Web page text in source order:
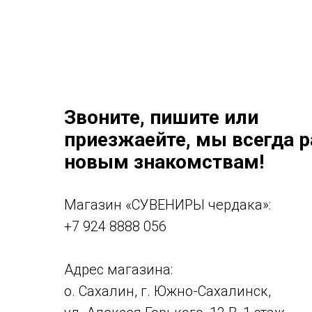
Звоните, пишите или
приезжаейте, мы всегда
новым знакомствам!
Магазин «СУВЕНИРЫ чердака»:
+7 924 8888 056
Адрес магазина:
о. Сахалин, г. Южно-Сахалинск,